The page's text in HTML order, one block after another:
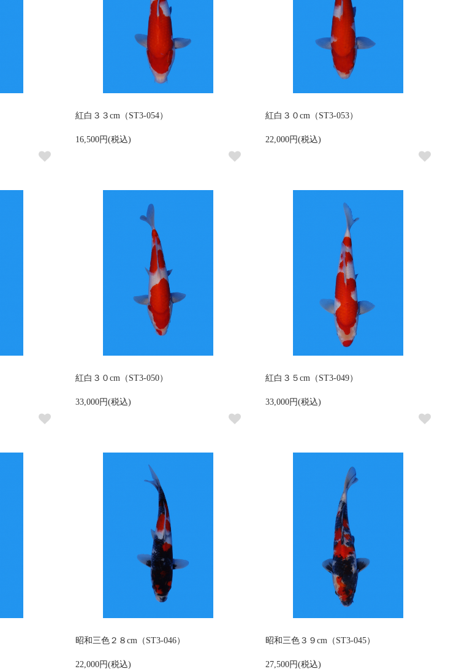
紅白３３cm（ST3-054）
16,500円(税込)
紅白３０cm（ST3-053）
22,000円(税込)
紅白３０cm（ST3-050）
33,000円(税込)
紅白３５cm（ST3-049）
33,000円(税込)
昭和三色２８cm（ST3-046）
22,000円(税込)
昭和三色３９cm（ST3-045）
27,500円(税込)